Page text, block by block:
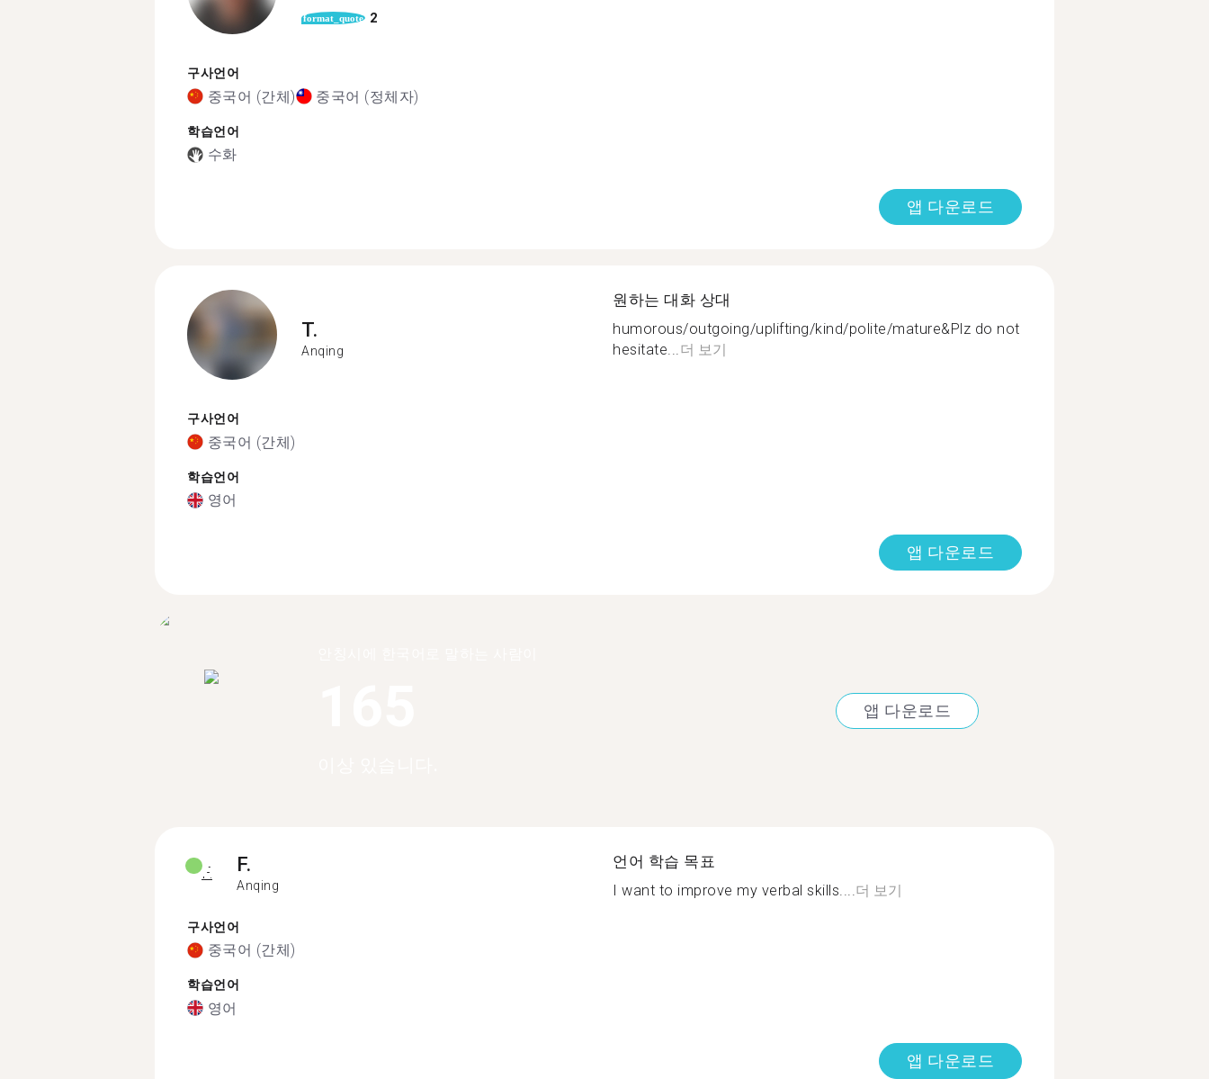
format_quote 2
구사언어
중국어 (간체) 중국어 (정체자)
학습언어
수화
앱 다운로드
T.
Anqing
구사언어
중국어 (간체)
학습언어
영어
원하는 대화 상대
humorous/outgoing/uplifting/kind/polite/mature&Plz do not
hesitate...더 보기
앱 다운로드
앱 다운로드
F.
Anqing
구사언어
중국어 (간체)
학습언어
영어
언어 학습 목표
I want to improve my verbal skills.... 더 보기
앱 다운로드